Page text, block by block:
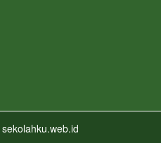
sekolahku.web.id